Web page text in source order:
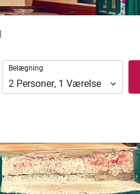
Belægning
Belægning
2 Personer, 1 Værelse